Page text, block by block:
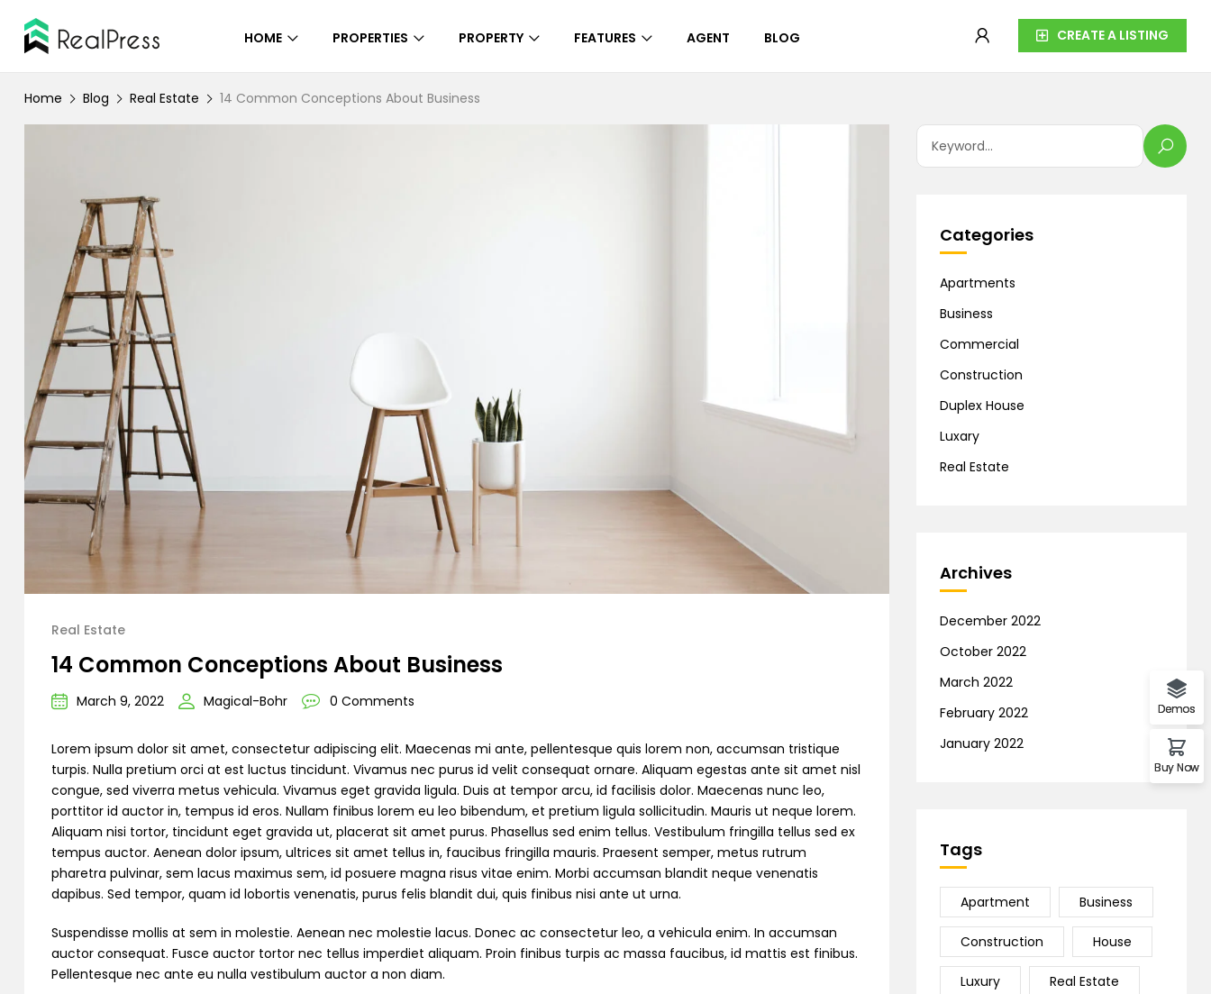
HOME PROPERTIES PROPERTY FEATURES AGENT BLOG CREATE A LISTING
Home Blog Real Estate 14 Common Conceptions About Business
Real Estate
14 Common Conceptions About Business
March 9, 2022 Magical-Bohr 0 Comments
Lorem ipsum dolor sit amet, consectetur adipiscing elit. Maecenas mi ante, pellentesque quis lorem non, accumsan tristique
turpis. Nulla pretium orci at est luctus tincidunt. Vivamus nec purus id velit consequat ornare. Aliquam egestas ante sit amet nisl
congue, sed viverra metus vehicula. Vivamus eget gravida ligula. Duis at tempor arcu, id facilisis dolor. Maecenas nunc leo,
porttitor id auctor in, tempus id eros. Nullam finibus lorem eu leo bibendum, et pretium ligula sollicitudin. Mauris ut neque lorem.
Aliquam nisi tortor, tincidunt eget gravida ut, placerat sit amet purus. Phasellus sed enim tellus. Vestibulum fringilla tellus sed ex
tempus auctor. Aenean dolor ipsum, ultrices sit amet tellus in, faucibus fringilla mauris. Praesent semper, metus rutrum
pharetra pulvinar, sem lacus maximus sem, id posuere magna risus vitae enim. Morbi accumsan blandit neque venenatis
dapibus. Sed tempor, quam id lobortis venenatis, purus felis blandit dui, quis finibus nisi ante ut urna.
Suspendisse mollis at sem in molestie. Aenean nec molestie lacus. Donec ac consectetur leo, a vehicula enim. In accumsan
auctor consequat. Fusce auctor tortor nec tellus imperdiet aliquam. Proin finibus turpis ac massa faucibus, id mattis est finibus.
Pellentesque nec ante eu nulla vestibulum auctor a non diam.
Categories
Apartments
Business
Commercial
Construction
Duplex House
Luxary
Real Estate
Archives
December 2022
October 2022
March 2022
February 2022
January 2022
Tags
Apartment Business
Construction House
Luxury Real Estate
Demos
Buy Now